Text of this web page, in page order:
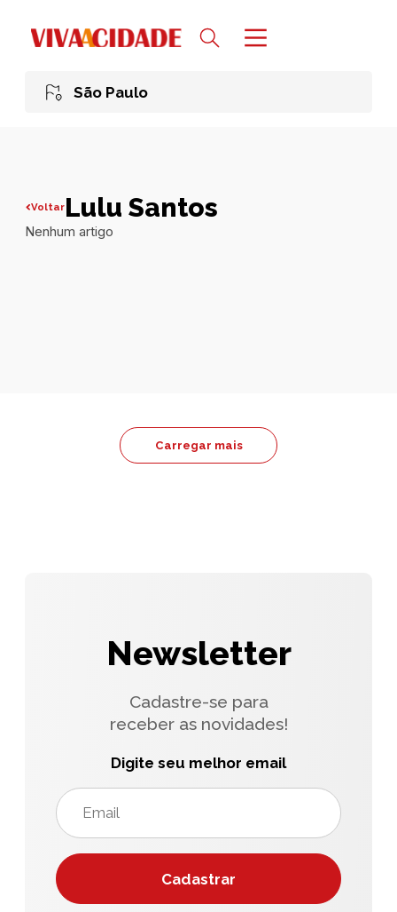
São Paulo
VoltarLulu Santos
Nenhum artigo
Carregar mais
Newsletter
Cadastre-se para
receber as novidades!
Digite seu melhor email